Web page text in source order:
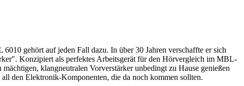
gehört auf jeden Fall dazu. In über 30 Jahren verschaffte er sich
Konzipiert als perfektes Arbeitsgerät für den Hörvergleich im MBL-
klangneutralen Vorverstärker unbedingt zu Hause genießen
den Elektronik-Komponenten, die da noch kommen sollten.